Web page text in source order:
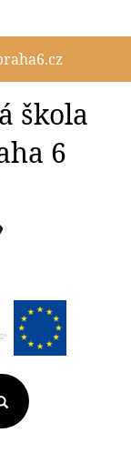
škola
6